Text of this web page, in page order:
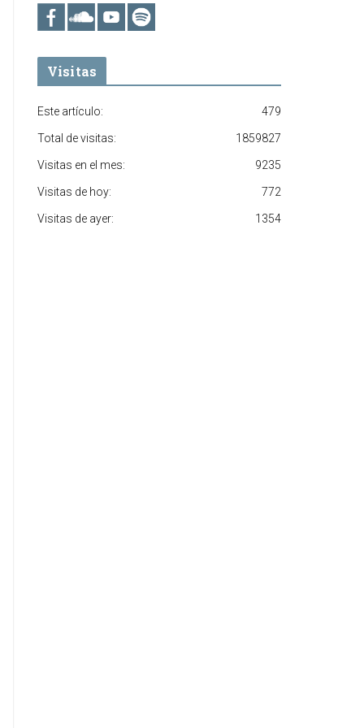
Visitas
479
Este artículo:
1859827
Total de visitas:
9235
Visitas en el mes:
772
Visitas de hoy:
1354
Visitas de ayer: